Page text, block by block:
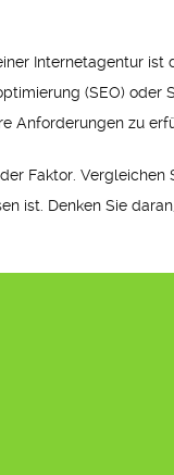
Internetagentur ist
(SEO)
Anforderungen zu
Faktor.
ist. Denken Sie